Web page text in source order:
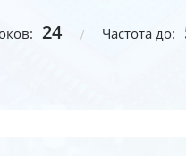
24 Частота до: